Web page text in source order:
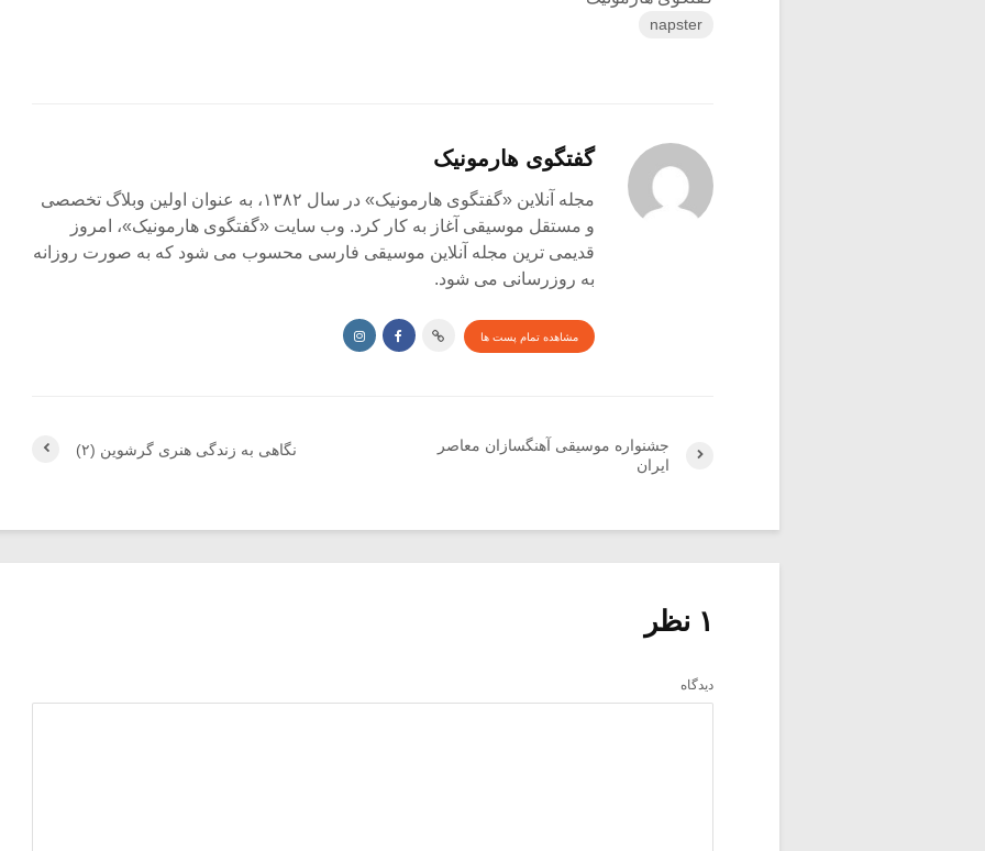
napster
گفتگوی هارمونیک
مجله آنلاین «گفتگوی هارمونیک» در سال ۱۳۸۲، به عنوان اولین وبلاگ تخصصی
و مستقل موسیقی آغاز به کار کرد. وب سایت «گفتگوی هارمونیک»، امروز
قدیمی ترین مجله آنلاین موسیقی فارسی محسوب می شود که به صورت روزانه
به روزرسانی می شود.
مشاهده تمام پست ها
نگاهی به زندگی هنری گرشوین (۲)
جشنواره موسیقی آهنگسازان معاصر
ایران
۱ نظر
دیدگاه